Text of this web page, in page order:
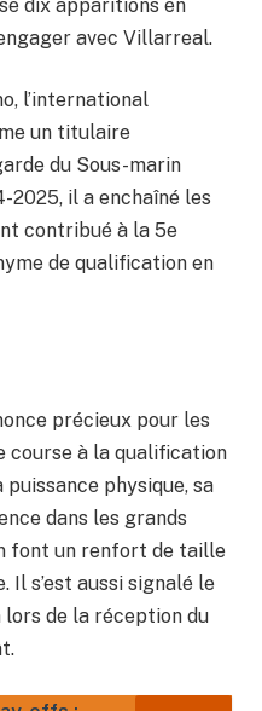
dix apparitions en
avec Villarreal.
l’international
un titulaire
du Sous-marin
2025, il a enchaîné les
contribué à la 5e
de qualification en
précieux pour les
course à la qualification
puissance physique, sa
dans les grands
font un renfort de taille
Il s’est aussi signalé le
lors de la réception du